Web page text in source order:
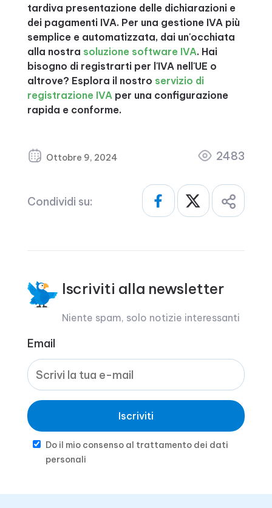
tardiva presentazione delle dichiarazioni e
dei pagamenti IVA. Per una gestione IVA più
semplice e automatizzata, dai un'occhiata
alla nostra soluzione software IVA. Hai
bisogno di registrarti per l'IVA nell'UE o
altrove? Esplora il nostro servizio di
registrazione IVAper una configurazione
rapida e conforme.
Ottobre 9, 2024 2483
Condividi su:
Iscriviti alla newsletter
Niente spam, solo notizie interessanti
Email
Iscriviti
Do il mio consenso al trattamento dei dati
personali